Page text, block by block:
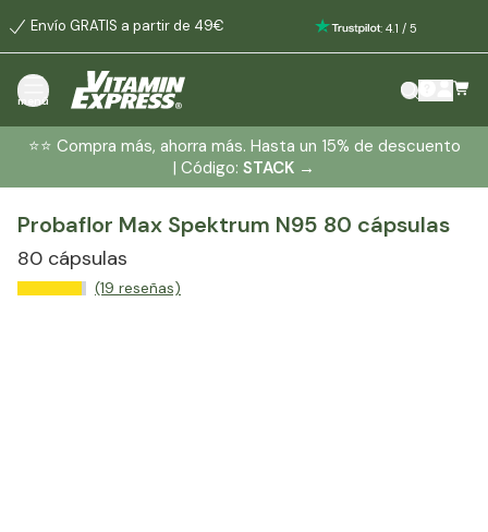
Envío GRATIS a partir de 49€ : 4.1 / 5
menú
⭐️⭐️ Compra más, ahorra más. Hasta un 15% de descuento
| Código: STACK →
Probaflor Max Spektrum N95 80 cápsulas
80 cápsulas
(19 reseñas)